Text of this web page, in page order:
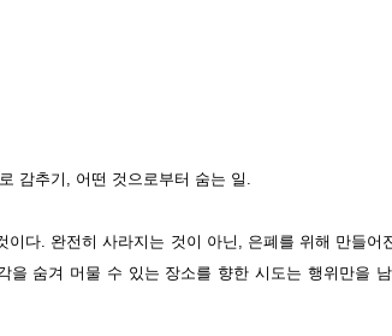
감추기, 어떤 것으로부터 숨는 일.
이다. 완전히 사라지는 것이 아닌, 은폐를 위해 만들
을 숨겨 머물 수 있는 장소를 향한 시도는 행위만을